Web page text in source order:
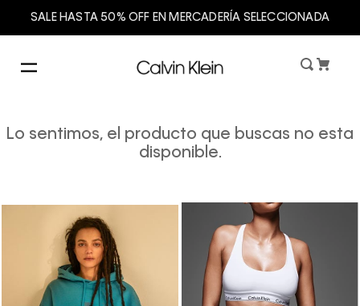
SALE HASTA 50% OFF EN MERCADERÍA SELECCIONADA
Lo sentimos, el producto que buscas no esta
disponible.